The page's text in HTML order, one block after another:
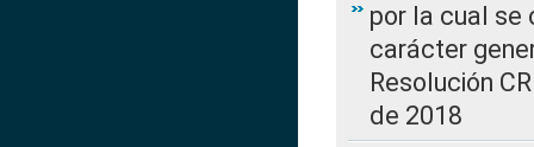
por la cual se
carácter
Resolución
de 2018